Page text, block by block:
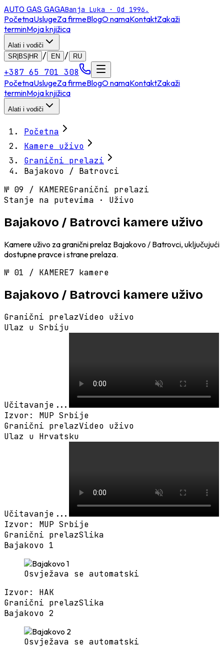
AUTO GAS GAGABanja Luka · Od 1996.
PočetnaUslugeZa firmeBlogO namaKontaktZakaži
terminMoja knjižica
Alati i vodiči
SR|BS|HR
/ EN / RU
+387 65 701 308
PočetnaUslugeZa firmeBlogO namaKontaktZakaži
terminMoja knjižica
Alati i vodiči
Početna
Kamere uživo
Granični prelazi
Bajakovo / Batrovci
№ 09 / KAMEREGranični prelazi
Stanje na putevima · Uživo
Bajakovo / Batrovci kamere uživo
Kamere uživo za granični prelaz Bajakovo / Batrovci, uključujući
dostupne pravce i strane prelaza.
№ 01 / KAMERE7 kamere
Bajakovo / Batrovci kamere uživo
Granični prelazVideo uživo
Ulaz u Srbiju
Učitavanje...
Izvor: MUP Srbije
Granični prelazVideo uživo
Ulaz u Hrvatsku
Učitavanje...
Izvor: MUP Srbije
Granični prelazSlika
Bajakovo 1
Osvježava se automatski
Izvor: HAK
Granični prelazSlika
Bajakovo 2
Osvježava se automatski